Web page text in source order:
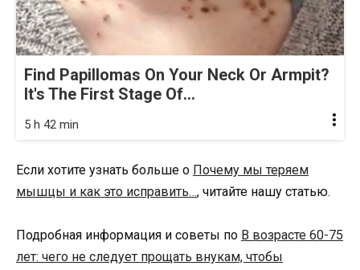
Find Papillomas On Your Neck Or Armpit?
It's The First Stage Of...
5 h 42 min
Если хотите узнать больше о Почему мы теряем
мышцы и как это исправить…, читайте нашу статью.
Подробная информация и советы по В возрасте 60-75
лет: чего не следует прощать внукам, чтобы